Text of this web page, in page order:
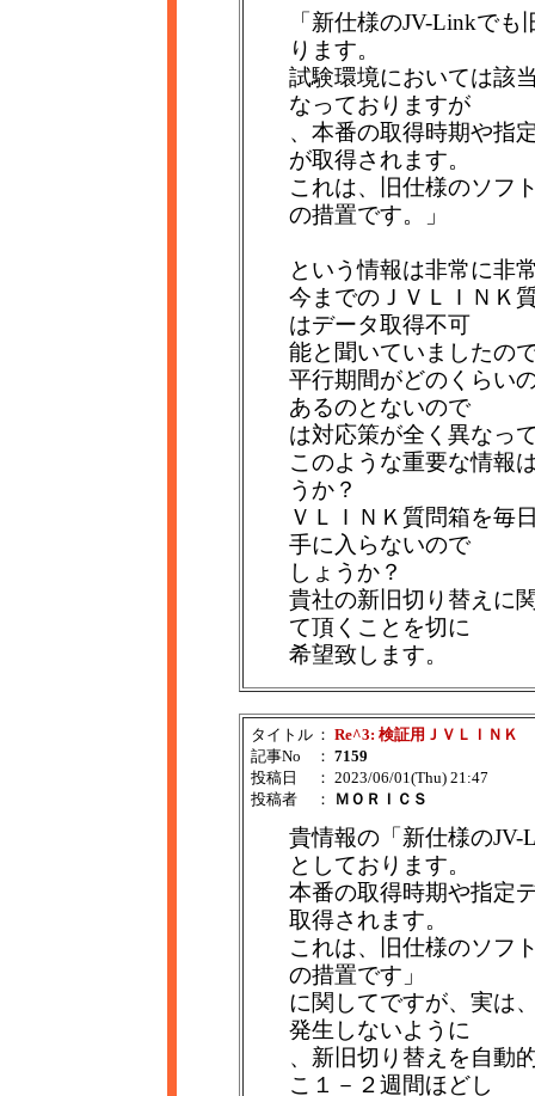
「新仕様のJV-Linkで
ります。
試験環境においては該
なっておりますが
、本番の取得時期や指
が取得されます。
これは、旧仕様のソフ
の措置です。」
という情報は非常に非
今までのＪＶＬＩＮＫ
はデータ取得不可
能と聞いていましたの
平行期間がどのくらい
あるのとないので
は対応策が全く異なっ
このような重要な情報
うか？
ＶＬＩＮＫ質問箱を毎
手に入らないので
しょうか？
貴社の新旧切り替えに
て頂くことを切に
希望致します。
タイトル ： Re^3: 検証用ＪＶＬＩＮＫ
記事No
： 7159
投稿日
： 2023/06/01(Thu) 21:47
投稿者
： ＭＯＲＩＣＳ
貴情報の「新仕様の
としております。
本番の取得時期や指定
取得されます。
これは、旧仕様のソフ
の措置です」
に関してですが、実は
発生しないように
、新旧切り替えを自動
こ１－２週間ほどし